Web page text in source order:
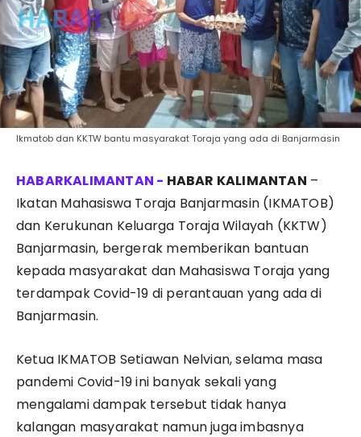
Ikmatob dan KKTW bantu masyarakat Toraja yang ada di Banjarmasin
HABAR KALIMANTAN –
Ikatan Mahasiswa Toraja Banjarmasin (IKMATOB)
dan Kerukunan Keluarga Toraja Wilayah (KKTW)
Banjarmasin, bergerak memberikan bantuan
kepada masyarakat dan Mahasiswa Toraja yang
terdampak Covid-19 di perantauan yang ada di
Banjarmasin.
Ketua IKMATOB Setiawan Nelvian, selama masa
pandemi Covid-19 ini banyak sekali yang
mengalami dampak tersebut tidak hanya
kalangan masyarakat namun juga imbasnya